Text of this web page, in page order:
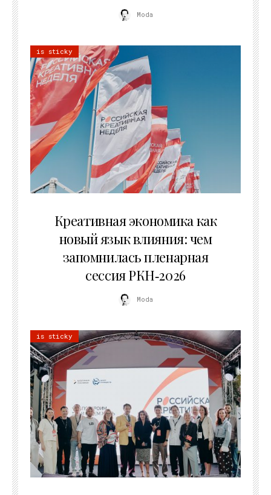
Moda
is sticky
Креативная экономика как
новый язык влияния: чем
запомнилась пленарная
сессия РКН‑2026
Moda
is sticky